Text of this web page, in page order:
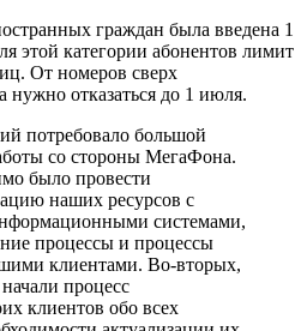
граждан была введена 1
этой категории абонентов лимит
От номеров сверх
нужно отказаться до 1 июля.
потребовало большой
со стороны МегаФона.
было провести
наших ресурсов с
системами,
процессы и процессы
клиентами. Во-вторых,
процесс
клиентов обо всех